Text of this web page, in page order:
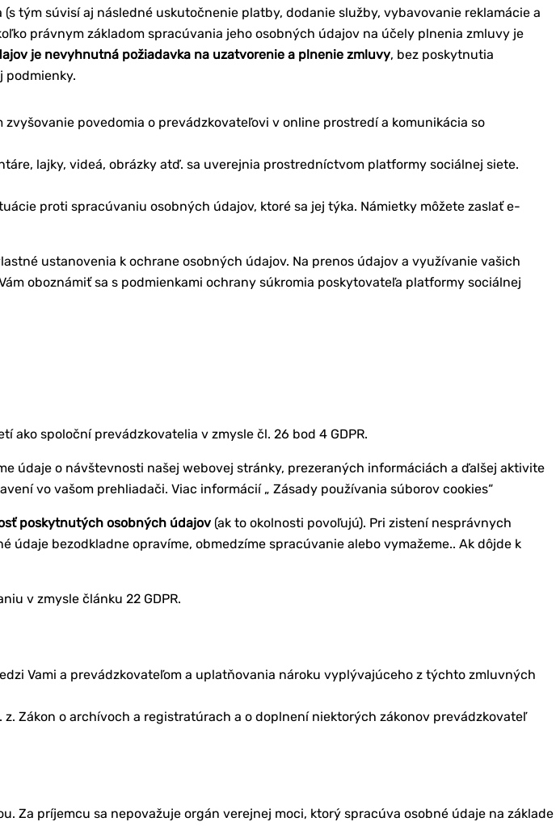
tým súvisí aj následné uskutočnenie platby, dodanie služby, vybavovanie reklamácie a
právnym základom spracúvania jeho osobných údajov na účely plnenia zmluvy je
je nevyhnutná požiadavka na uzatvorenie a plnenie zmluvy, bez poskytnutia
podmienky.
povedomia o prevádzkovateľovi v online prostredí a komunikácia so
lajky, videá, obrázky atď. sa uverejnia prostredníctvom platformy sociálnej siete.
proti spracúvaniu osobných údajov, ktoré sa jej týka. Námietky môžete zaslať e-
ustanovenia k ochrane osobných údajov. Na prenos údajov a využívanie vašich
oboznámiť sa s podmienkami ochrany súkromia poskytovateľa platformy sociálnej
spoloční prevádzkovatelia v zmysle čl. 26 bod 4 GDPR.
údaje o návštevnosti našej webovej stránky, prezeraných informáciách a ďalšej aktivite
vo vašom prehliadači. Viac informácií „ Zásady používania súborov cookies“
poskytnutých osobných údajov (ak to okolnosti povoľujú). Pri zistení nesprávnych
bezodkladne opravíme, obmedzíme spracúvanie alebo vymažeme.. Ak dôjde k
v zmysle článku 22 GDPR.
Vami a prevádzkovateľom a uplatňovania nároku vyplývajúceho z týchto zmluvných
Zákon o archívoch a registratúrach a o doplnení niektorých zákonov prevádzkovateľ
Za príjemcu sa nepovažuje orgán verejnej moci, ktorý spracúva osobné údaje na základe